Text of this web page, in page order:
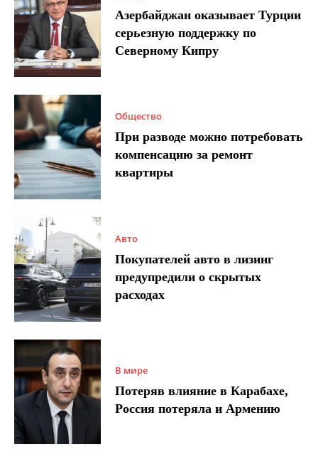
Азербайджан оказывает Турции
серьезную поддержку по
Северному Кипру
Общество
При разводе можно потребовать
компенсацию за ремонт
квартиры
Авто
Покупателей авто в лизинг
предупредили о скрытых
расходах
В мире
Потеряв влияние в Карабахе,
Россия потеряла и Армению